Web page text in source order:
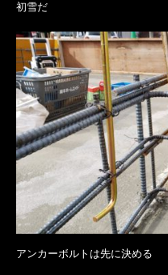
初雪だ
アンカーボルトは先に決める